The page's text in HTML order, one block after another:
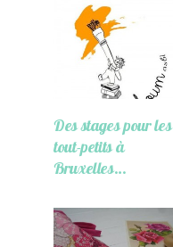
Des stages pour les
tout-petits à
Bruxelles…